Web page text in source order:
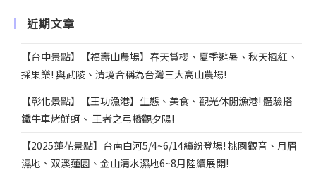
近期文章
【台中景點】【福壽山農場】春天賞櫻、夏季避暑、秋天楓紅、
採果樂! 與武陵、清境合稱為台灣三大高山農場!
【彰化景點】【王功漁港】生態、美食、觀光休閒漁港! 體驗搭
鐵牛車烤鮮蚵、 王者之弓橋觀夕陽!
【2025蓮花景點】台南白河5/4~6/14繽紛登場! 桃園觀音、月眉
濕地、双溪蓮園、金山清水濕地6~8月陸續展開!